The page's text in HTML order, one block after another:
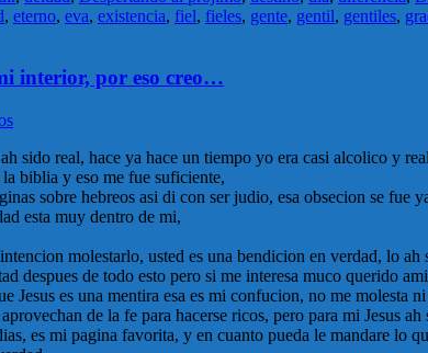
, eterno, eva, existencia, fiel, fieles, gente, gentil, gentiles,
interior, por eso creo…
sido real, hace ya hace un tiempo yo era casi alcolico y
biblia y eso me fue suficiente,
sobre hebreos asi di con ser judio, esa obsecion se fue
esta muy dentro de mi,
molestarlo, usted es una bendicion en verdad, lo
despues de todo esto pero si me interesa muco querido
Jesus es una mentira esa es mi confucion, no me molesta
de la fe para hacerse ricos, pero para mi Jesus
es mi pagina favorita, y en cuanto pueda le mandare lo